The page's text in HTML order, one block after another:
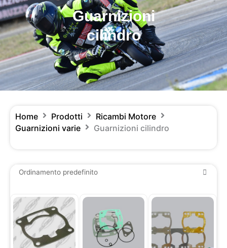
Guarnizioni
cilindro
Home Prodotti
Ricambi Motore
Guarnizioni varie
Guarnizioni cilindro